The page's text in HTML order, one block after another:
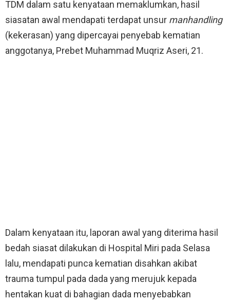
TDM dalam satu kenyataan memaklumkan, hasil
siasatan awal mendapati terdapat unsur manhandling
(kekerasan) yang dipercayai penyebab kematian
anggotanya, Prebet Muhammad Muqriz Aseri, 21.
Dalam kenyataan itu, laporan awal yang diterima hasil
bedah siasat dilakukan di Hospital Miri pada Selasa
lalu, mendapati punca kematian disahkan akibat
trauma tumpul pada dada yang merujuk kepada
hentakan kuat di bahagian dada menyebabkan